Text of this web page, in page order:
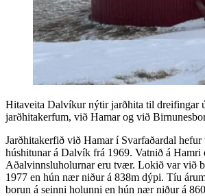
Hitaveita Dalvíkur nýtir jarðhita til dreifingar
jarðhitakerfum, við Hamar og við
Jarðhitakerfið við Hamar í Svarfaðardal
húshitunar á Dalvík frá 1969. Vatnið á Hamri
Aðalvinnsluholurnar eru tvær. Lokið var við
1977 en hún nær niður á 838m dýpi. Tíu
borun á seinni holunni en hún nær niður á